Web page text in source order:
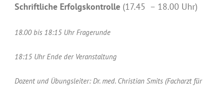
Schriftliche Erfolgskontrolle (17.45 – 18.00 Uhr)
18.00 bis 18:15 Uhr Fragerunde
18:15 Uhr Ende der Veranstaltung
Dozent und Übungsleiter: Dr. med. Christian Smits (Facharzt für